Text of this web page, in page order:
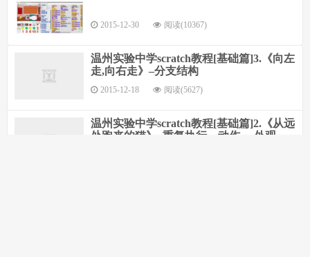
2015-12-30 阅读(10367)
温州实验中学scratch教程[基础篇]3.《向左
走,向右走》–分支结构
2015-12-18 阅读(5627)
温州实验中学scratch教程[基础篇]2.《从远
处跑来的猫》–重复执行、动作、 外观